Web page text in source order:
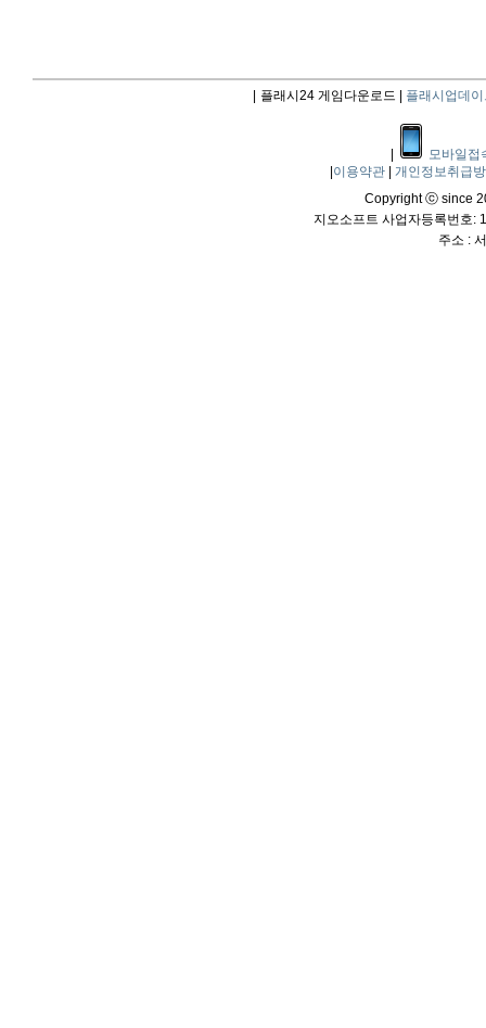
플래시24 게임다운로드 | 플래시업데이
모바일접
이용약관
개인정보취급
Copyright ⓒ since
지오소프트 사업자등록번호:
주소 :